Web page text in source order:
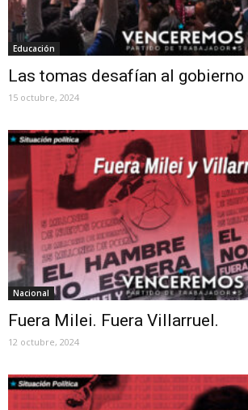
Educación
Las tomas desafían al gobierno
15 octubre, 2024
Nacional
Fuera Milei. Fuera Villarruel.
12 octubre, 2024